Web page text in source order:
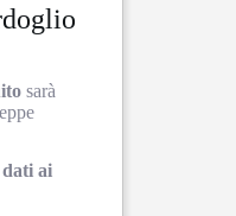
sarà
dati ai